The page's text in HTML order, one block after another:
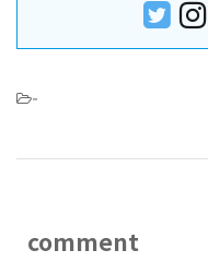
-
comment